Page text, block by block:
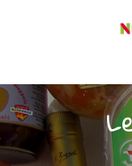
Panneau de gestion